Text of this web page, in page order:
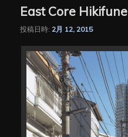
ナ
ビ
ゲ
シ
ョ
East Core Hikifune
投稿日時: 2月 12, 2015